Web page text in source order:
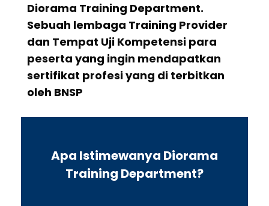
Diorama Training Department.
Sebuah lembaga Training Provider
dan Tempat Uji Kompetensi para
peserta yang ingin mendapatkan
sertifikat profesi yang di terbitkan
oleh BNSP
Apa Istimewanya Diorama
Training Department?